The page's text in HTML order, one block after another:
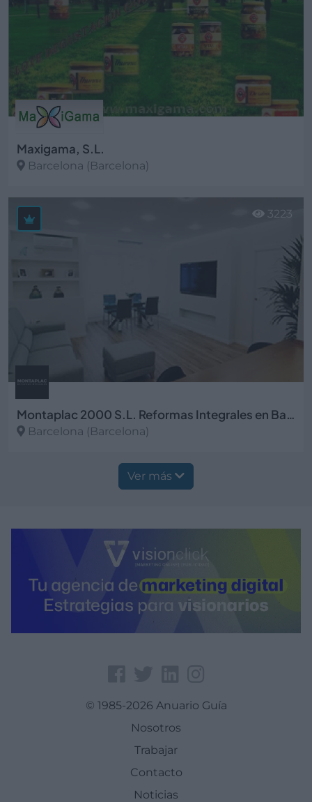
Maxigama, S.L.
Barcelona (Barcelona)
Ver más
Montaplac 2000 S.L. Reformas Integrales en Barcelona
Barcelona (Barcelona)
3223
Ver más
© 1985-2026 Anuario Guía
Nosotros
Trabajar
Contacto
Noticias